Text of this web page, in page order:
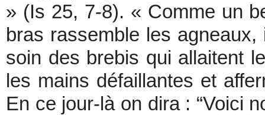
» (Is 25, 7-8). « Comme un
bras rassemble les
soin des brebis qui allaitent
les mains défaillantes et
En ce jour-là on dira : “Voici